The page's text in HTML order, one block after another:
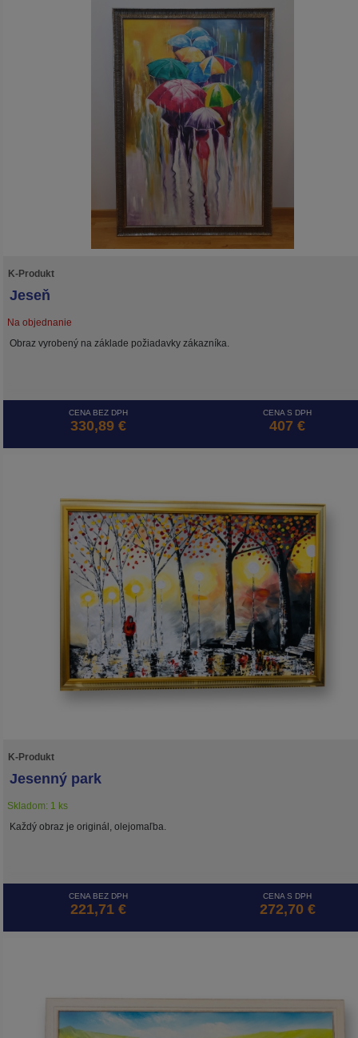
K-Produkt
Jeseň
Na objednanie
Obraz vyrobený na základe požiadavky zákazníka.
CENA BEZ DPH
330,89 €
CENA S DPH
407 €
K-Produkt
Jesenný park
Skladom: 1 ks
Každý obraz je originál, olejomaľba.
CENA BEZ DPH
221,71 €
CENA S DPH
272,70 €